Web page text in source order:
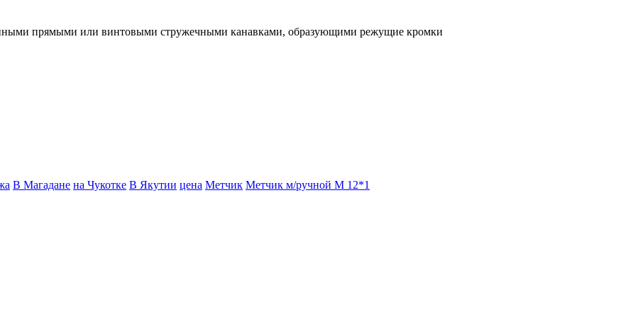
прямыми или винтовыми стружечными канавками, образующими режущие кромки
В Магадане на Чукотке В Якутии цена Метчик Метчик м/ручной М 12*1